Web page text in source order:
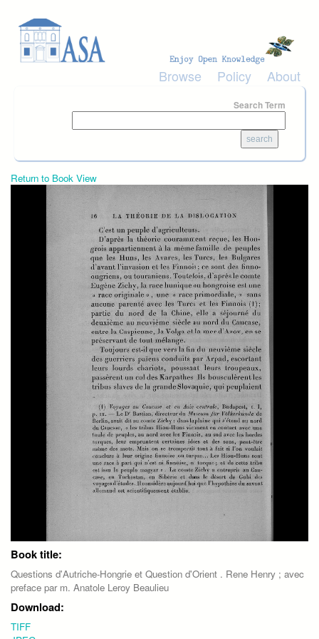
Browse Policy About
Search Term
Return to Book View
Book title:
Questions d'Autriche-Hongrie et Question d'Orient . Rene Henry ; avec
preface par m. Anatole Leroy Beaulieu
Download:
TIFF